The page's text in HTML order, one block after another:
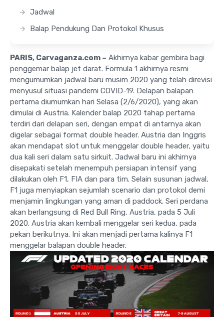
Jadwal
Balap Pendukung Dan Protokol Khusus
PARIS, Carvaganza.com – Akhirnya kabar gembira bagi
penggemar balap jet darat. Formula 1 akhirnya resmi
mengumumkan jadwal baru musim 2020 yang telah direvisi
menyusul situasi pandemi COVID-19. Delapan balapan
pertama diumumkan hari Selasa (2/6/2020), yang akan
dimulai di Austria. Kalender balap 2020 tahap pertama
terdiri dari delapan seri, dengan empat di antarnya akan
digelar sebagai format double header. Austria dan Inggris
akan mendapat slot untuk menggelar double header, yaitu
dua kali seri dalam satu sirkuit. Jadwal baru ini akhirnya
disepakati setelah menempuh persiapan intensif yang
dilakukan oleh F1, FIA dan para tim. Selain susunan jadwal,
F1 juga menyiapkan sejumlah scenario dan protokol demi
menjamin lingkungan yang aman di paddock. Seri perdana
akan berlangsung di Red Bull Ring, Austria, pada 5 Juli
2020. Austria akan kembali menggelar seri kedua, pada
pekan berikutnya. Ini akan menjadi pertama kalinya F1
menggelar balapan double header.